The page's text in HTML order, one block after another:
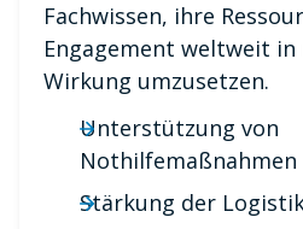
Fachwissen, ihre
Engagement weltweit in
Wirkung umzusetzen.
Unterstützung von
Nothilfemaßnahmen
Stärkung der